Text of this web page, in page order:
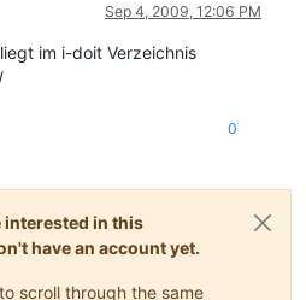
Sep 4, 2009, 12:06 PM
im i-doit Verzeichnis
0
interested in this
have an account yet.
scroll through the same